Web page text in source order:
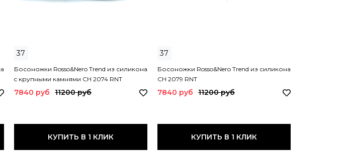
37
Босоножки Rosso&Nero Trend из силикона
c крупными камнями CH 2074 RNT
7840 руб 11200 руб
КУПИТЬ В 1 КЛИК
37
Босоножки Rosso&Nero Trend из силикона
CH 2079 RNT
7840 руб 11200 руб
КУПИТЬ В 1 КЛИК